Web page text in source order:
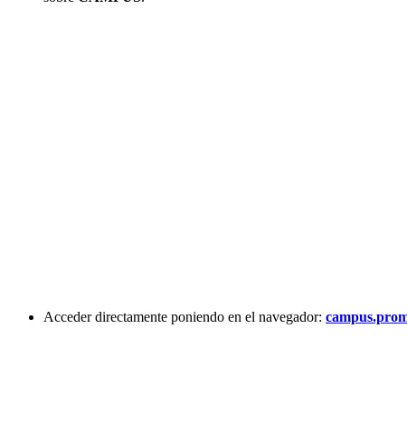
Acceder directamente poniendo en el navegador: